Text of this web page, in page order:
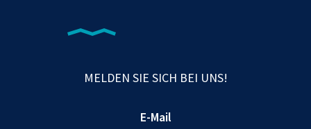
MELDEN SIE SICH BEI UNS!
E-Mail